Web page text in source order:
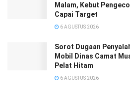
Malam, Kebut
Capai Target
6 AGUSTUS 2026
Sorot Dugaan
Mobil Dinas Camat
Pelat Hitam
6 AGUSTUS 2026